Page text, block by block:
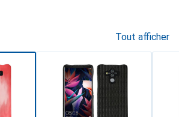
Tout afficher